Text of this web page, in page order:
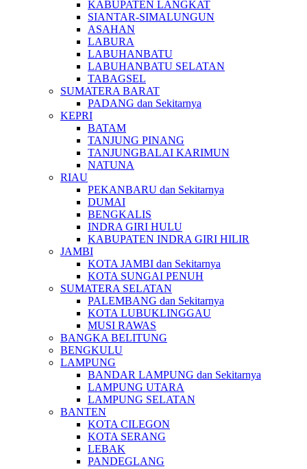
KABUPATEN LANGKAT
SIANTAR-SIMALUNGUN
ASAHAN
LABURA
LABUHANBATU
LABUHANBATU SELATAN
TABAGSEL
SUMATERA BARAT
PADANG dan Sekitarnya
KEPRI
BATAM
TANJUNG PINANG
TANJUNGBALAI KARIMUN
NATUNA
RIAU
PEKANBARU dan Sekitarnya
DUMAI
BENGKALIS
INDRA GIRI HULU
KABUPATEN INDRA GIRI HILIR
JAMBI
KOTA JAMBI dan Sekitarnya
KOTA SUNGAI PENUH
SUMATERA SELATAN
PALEMBANG dan Sekitarnya
KOTA LUBUKLINGGAU
MUSI RAWAS
BANGKA BELITUNG
BENGKULU
LAMPUNG
BANDAR LAMPUNG dan Sekitarnya
LAMPUNG UTARA
LAMPUNG SELATAN
BANTEN
KOTA CILEGON
KOTA SERANG
LEBAK
PANDEGLANG